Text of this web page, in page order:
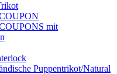
mit
Puppentrikot/Natural